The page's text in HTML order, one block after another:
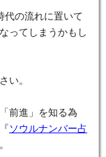
代の流れに置いて
ってしまうかもし
い。
前進」を知る為
ソウルナンバー占